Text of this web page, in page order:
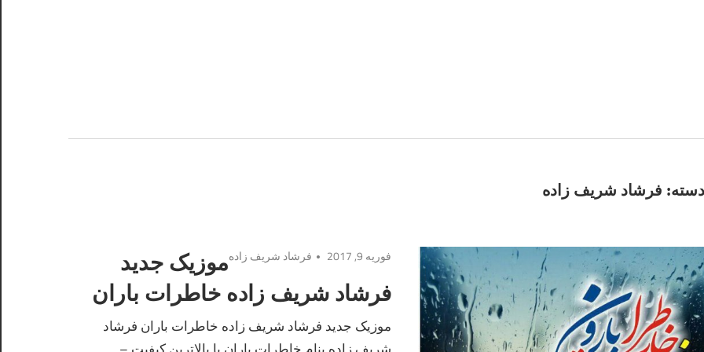
دسته: فرشاد شریف زاده
فوریه 9, 2017 فرشاد شریف زادهموزیک جدید
فرشاد شریف زاده خاطرات باران
موزیک جدید فرشاد شریف زاده خاطرات باران فرشاد